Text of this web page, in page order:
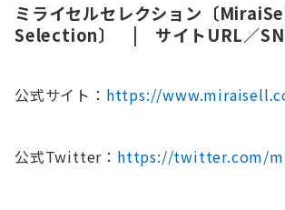
ミライセルセレクション〔
Selection〕 | サイトURL／
公式サイト： https://
公式Twitter： https://twitter.com/